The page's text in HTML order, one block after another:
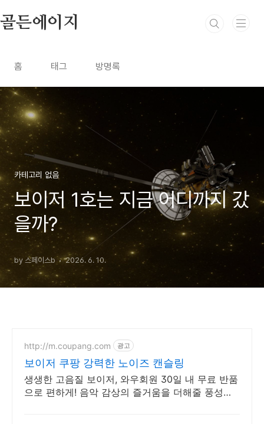
골든에이지
홈 태그 방명록
카테고리 없음
보이저 1호는 지금 어디까지 갔
을까?
by 스페이스b 2026. 6. 10.
http://m.coupang.com 광고
보이저 쿠팡 강력한 노이즈 캔슬링
생생한 고음질 보이저, 와우회원 30일 내 무료 반품
으로 편하게! 음악 감상의 즐거움을 더해줄 풍성한